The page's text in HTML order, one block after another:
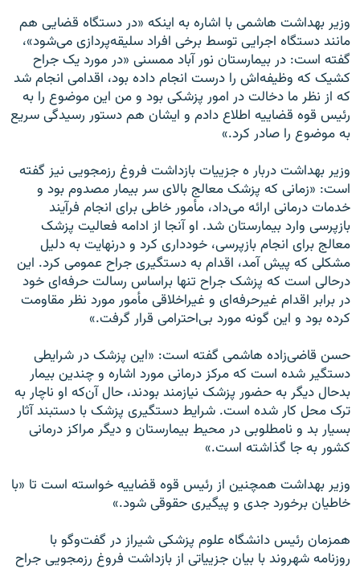
وزیر بهداشت هاشمی با اشاره به اینکه «در دستگاه قضایی هم
مانند دستگاه اجرایی توسط برخی افراد سلیقه‌پردازی می‌شود»،
گفته است: در بیمارستان نور آباد ممسنی «در مورد یک جراح
کشیک که وظیفه‌اش را درست انجام داده بود، اقدامی انجام شد
که از نظر ما دخالت در امور پزشکی بود و من این موضوع را به
رئیس قوه قضاییه اطلاع دادم و ایشان هم دستور رسیدگی سریع
به موضوع را صادر کرد.»
وزیر بهداشت دربار ه جزییات بازداشت فروغ رزمجویی نیز گفته
است: «زمانی که پزشک معالج بالای سر بیمار مصدوم بود و
خدمات درمانی ارائه می‌داد، مأمور خاطی برای انجام فرآیند
بازپرسی وارد بیمارستان شد. او آنجا از ادامه فعالیت پزشک
معالج برای انجام بازپرسی، خودداری کرد و درنهایت به دلیل
مشکلی که پیش آمد، اقدام به دستگیری جراح عمومی کرد. این
درحالی است که پزشک جراح تنها براساس رسالت حرفه‌ای خود
در برابر اقدام غیرحرفه‌ای و غیراخلاقی مأمور مورد نظر مقاومت
کرده بود و این گونه مورد بی‌احترامی قرار گرفت.»‌
حسن قاضی‌زاده هاشمی گفته است: «این پزشک در شرایطی
دستگیر شده است که مرکز درمانی مورد اشاره و چندین بیمار
بدحال دیگر به حضور پزشک نیازمند بودند، حال آن‌که او ناچار به
ترک محل کار شده است. شرایط دستگیری پزشک با دستبند آثار
بسیار بد و نامطلوبی در محیط بیمارستان و دیگر مراکز درمانی
کشور به جا گذاشته است.»
وزیر بهداشت همچنین از رئیس قوه قضاییه خواسته است تا «با
خاطیان برخورد جدی و پیگیری حقوقی شود.»
همزمان رئیس دانشگاه علوم پزشکی شیراز در گفت‌وگو با
روزنامه شهروند با بیان جزییاتی از بازداشت فروغ رزمجویی جراح